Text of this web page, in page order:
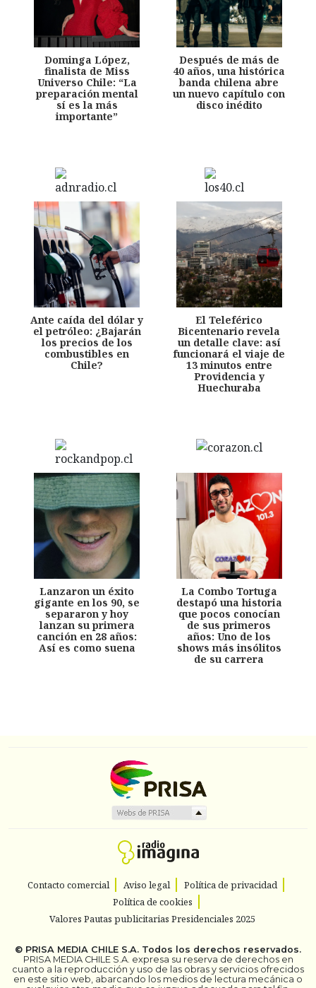
Dominga López,
finalista de Miss
Universo Chile: “La
preparación mental
sí es la más
importante”
Después de más de
40 años, una histórica
banda chilena abre
un nuevo capítulo con
disco inédito
Ante caída del dólar y
el petróleo: ¿Bajarán
los precios de los
combustibles en
Chile?
El Teleférico
Bicentenario revela
un detalle clave: así
funcionará el viaje de
13 minutos entre
Providencia y
Huechuraba
Lanzaron un éxito
gigante en los 90, se
separaron y hoy
lanzan su primera
canción en 28 años:
Así es como suena
La Combo Tortuga
destapó una historia
que pocos conocían
de sus primeros
años: Uno de los
shows más insólitos
de su carrera
Contacto comercial Aviso legal
Política de privacidad
Política de cookies
Valores Pautas publicitarias Presidenciales 2025
© PRISA MEDIA CHILE S.A. Todos los derechos reservados.
PRISA MEDIA CHILE S.A. expresa su reserva de derechos en
cuanto a la reproducción y uso de las obras y servicios ofrecidos
en este sitio web, abarcando los medios de lectura mecánica o